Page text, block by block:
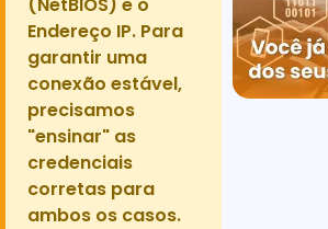
Endereço IP. Para
garantir uma
conexão estável,
precisamos
"ensinar" as
credenciais
corretas para
ambos os casos.